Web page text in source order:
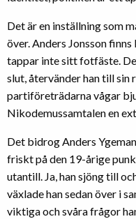
Det är en inställning som
över. Anders Jonsson
tappar inte sitt fotfäste.
slut, återvänder han till sin
partiföreträdarna vågar
Nikodemussamtalen en
Det bidrog Anders
friskt på den 19-årige
utantill. Ja, han sjöng till
växlade han sedan över i
viktiga och svåra frågor